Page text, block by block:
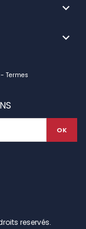


- Termes
reservés.